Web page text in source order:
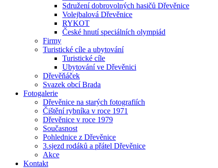
Sdružení dobrovolných hasičů Dřevěnice
Volejbalová Dřevěnice
RYKOT
České hnutí speciálních olympiád
Firmy
Turistické cíle a ubytování
Turistické cíle
Ubytování ve Dřevěnici
Dřevěňáček
Svazek obcí Brada
Fotogalerie
Dřevěnice na starých fotografiích
Čištění rybníka v roce 1971
Dřevěnice v roce 1979
Současnost
Pohlednice z Dřevěnice
3.sjezd rodáků a přátel Dřevěnice
Akce
Kontakt